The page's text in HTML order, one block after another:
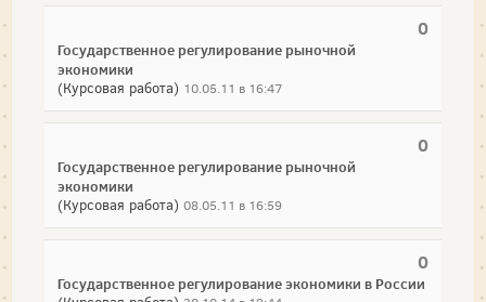
0
Государственное регулирование рыночной
экономики
(Курсовая работа) 10.05.11 в 16:47
0
Государственное регулирование рыночной
экономики
(Курсовая работа) 08.05.11 в 16:59
0
Государственное регулирование экономики в России